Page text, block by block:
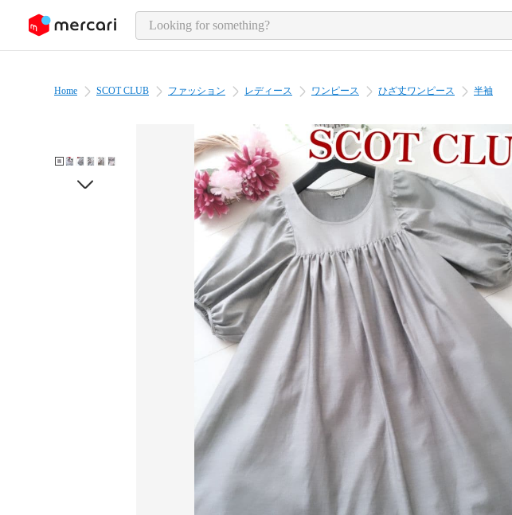
page content
Home SCOT CLUB ファッション レディース ワンピース ひざ丈ワンピース 半袖